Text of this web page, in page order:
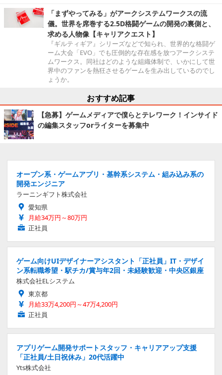
「まずやってみる」がアークシステムワークスの流
儀。世界を席巻する2.5D格闘ゲームの開発の裏側と、
求める人物像【キャリアクエスト】
『ギルティギア』シリーズなどで知られ、世界的な格闘ゲ
ーム大会「EVO」でも圧倒的な存在感を放つアークシステ
ムワークス。同社はどのような組織体制で、いかにして世
界中のファンを熱狂させるゲームを生み出しているのでし
ょうか。
おすすめ記事
【急募】ゲームメディアで僕らとテレワーク！インサイド
の編集スタッフorライターを募集中
オープン系・ゲームアプリ・基幹系システム・組み込み系の
開発エンジニア
ラーニンギフト株式会社
愛知県
月給34万円～80万円
正社員
ゲーム向けUIデザイナーアシスタント「正社員」IT・デザイ
ン系転職希望・駅チカ/賞与年2回・未経験歓迎・中央区銀座
株式会社ELシステム
東京都
月給33万4,200円～47万4,200円
正社員
アプリゲーム開発サポートスタッフ・キャリアアップ支援
「正社員/土日祝休み」20代活躍中
Yts株式会社